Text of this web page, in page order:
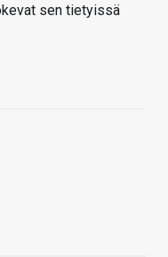
sen tietyissä